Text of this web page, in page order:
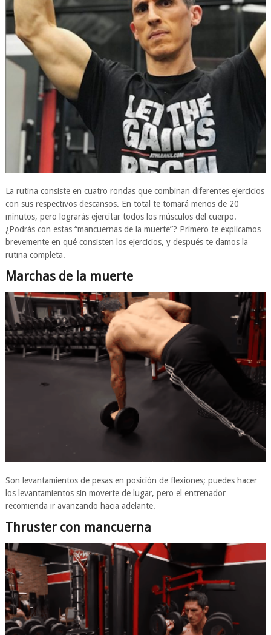
La rutina consiste en cuatro rondas que combinan diferentes ejercicios
con sus respectivos descansos. En total te tomará menos de 20
minutos, pero lograrás ejercitar todos los músculos del cuerpo.
¿Podrás con estas “mancuernas de la muerte”? Primero te explicamos
brevemente en qué consisten los ejercicios, y después te damos la
rutina completa.
Marchas de la muerte
Son levantamientos de pesas en posición de flexiones; puedes hacer
los levantamientos sin moverte de lugar, pero el entrenador
recomienda ir avanzando hacia adelante.
Thruster con mancuerna